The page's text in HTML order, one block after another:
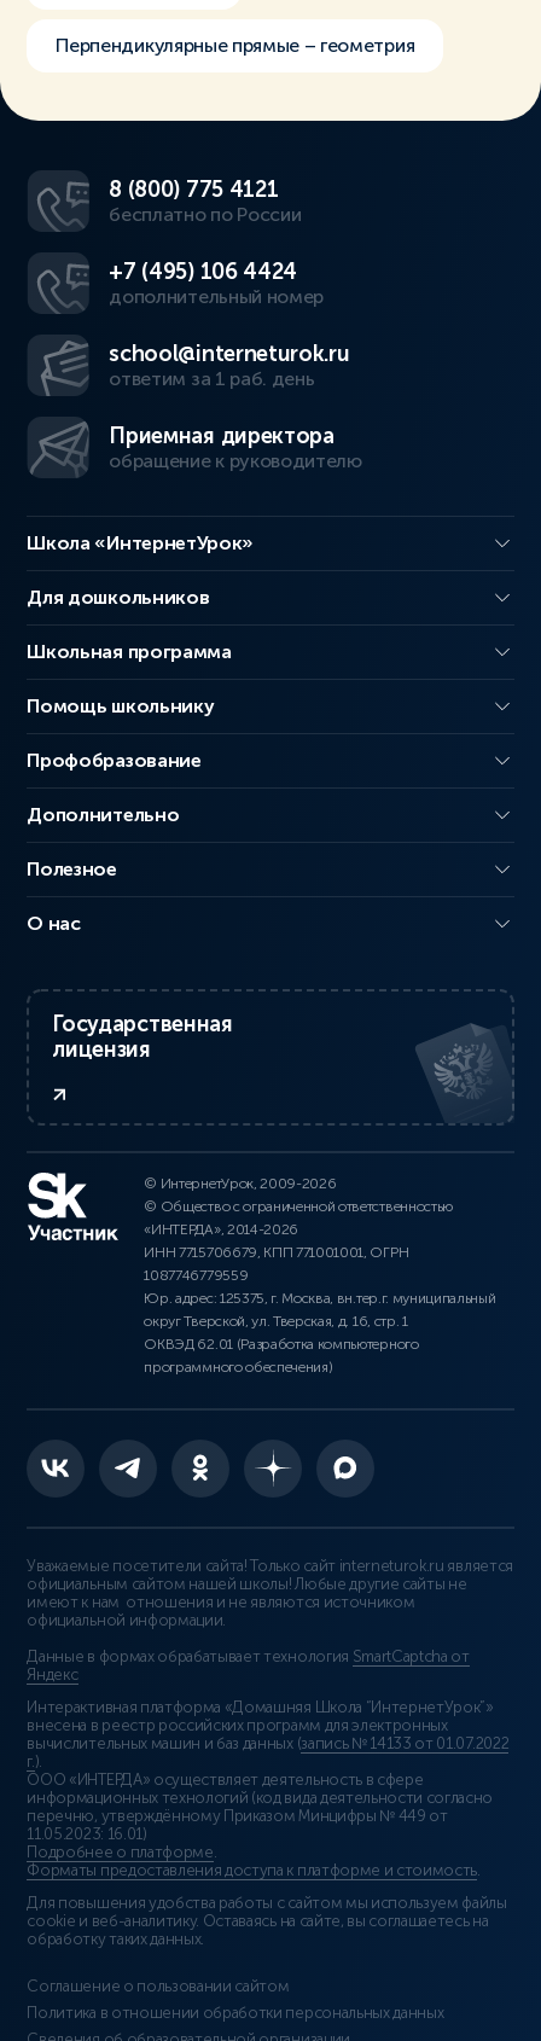
Перпендикулярные прямые – геометрия
8 (800) 775 4121
бесплатно по России
+7 (495) 106 4424
дополнительный номер
school@interneturok.ru
ответим за 1 раб. день
Приемная директора
обращение к руководителю
Школа «ИнтернетУрок»
Для дошкольников
Школьная программа
Помощь школьнику
Профобразование
Дополнительно
Полезное
О нас
Государственная
лицензия
© ИнтернетУрок, 2009-2026
© Общество с ограниченной ответственностью
«ИНТЕРДА», 2014-2026
ИНН 7715706679, КПП 771001001, ОГРН
1087746779559
Юр. адрес: 125375, г. Москва, вн.тер.г. муниципальный
округ Тверской, ул. Тверская, д. 16, стр. 1
ОКВЭД 62.01 (Разработка компьютерного
программного обеспечения)
Уважаемые посетители сайта! Только сайт interneturok.ru является
официальным сайтом нашей школы! Любые другие сайты не
имеют к нам отношения и не являются источником
официальной информации.
Данные в формах обрабатывает технология SmartCaptcha от
Яндекс
Интерактивная платформа «Домашняя Школа “ИнтернетУрок”»
внесена в реестр российских программ для электронных
вычислительных машин и баз данных (запись № 14133 от 01.07.2022
г.).
ООО «ИНТЕРДА» осуществляет деятельность в сфере
информационных технологий (код вида деятельности согласно
перечню, утверждённому Приказом Минцифры № 449 от
11.05.2023: 16.01)
Подробнее о платформе.
Форматы предоставления доступа к платформе и стоимость.
Для повышения удобства работы с сайтом мы используем файлы
cookie и веб-аналитику. Оставаясь на сайте, вы соглашаетесь на
обработку таких данных.
Соглашение о пользовании сайтом
Политика в отношении обработки персональных данных